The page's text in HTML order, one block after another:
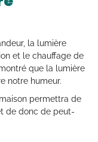
la lumière
et le chauffage de
que la lumière
notre humeur.
permettra de
de donc de peut-